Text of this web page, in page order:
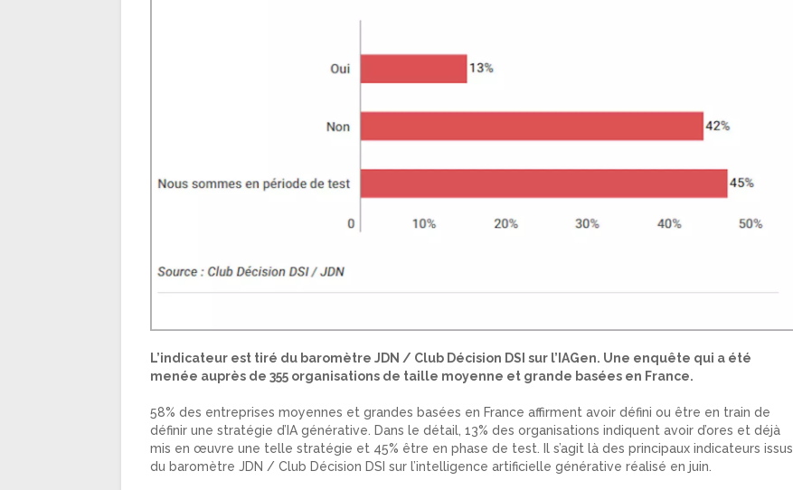
L’indicateur est tiré du baromètre JDN / Club Décision DSI sur l’IAGen. Une enquête qui a été
menée auprès de 355 organisations de taille moyenne et grande basées en France.
58% des entreprises moyennes et grandes basées en France affirment avoir défini ou être en train de
définir une stratégie d’IA générative. Dans le détail, 13% des organisations indiquent avoir d’ores et déjà
mis en œuvre une telle stratégie et 45% être en phase de test. Il s’agit là des principaux indicateurs issus
du baromètre JDN / Club Décision DSI sur l’intelligence artificielle générative réalisé en juin.